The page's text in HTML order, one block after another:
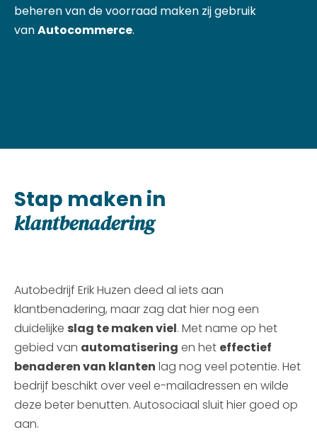
beheren van de voorraad maken zij gebruik
vanAutocommerce.
Stap maken in
klantbenadering
Autobedrijf Erik Huzen deed al iets aan
klantbenadering, maar zag dat hier nog een
duidelijke slag te maken viel. Met name op het
gebied van automatisering en het effectief
benaderen van klanten lag nog veel potentie. Het
bedrijf beschikt over veel e-mailadressen en wilde
deze beter benutten.Autosociaal sluit hier goed op
aan.